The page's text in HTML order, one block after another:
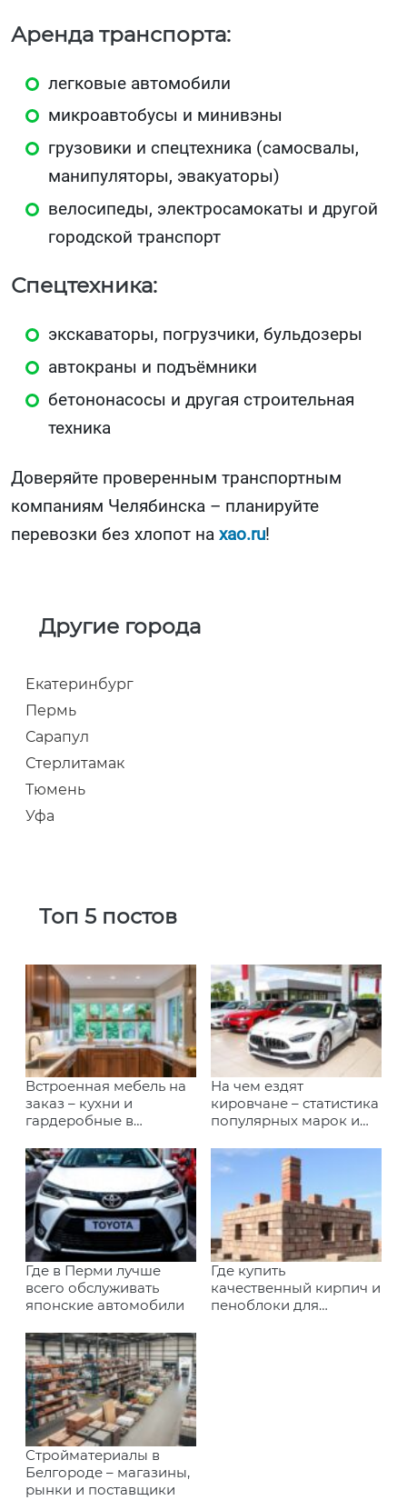
Аренда транспорта:
легковые автомобили
микроавтобусы и минивэны
грузовики и спецтехника (самосвалы,
манипуляторы, эвакуаторы)
велосипеды, электросамокаты и другой
городской транспорт
Спецтехника:
экскаваторы, погрузчики, бульдозеры
автокраны и подъёмники
бетононасосы и другая строительная
техника
Доверяйте проверенным транспортным
компаниям Челябинска – планируйте
перевозки без хлопот на xao.ru!
Другие города
Екатеринбург
Пермь
Сарапул
Стерлитамак
Тюмень
Уфа
Топ 5 постов
Встроенная мебель на
заказ – кухни и
гардеробные в
На чем ездят
кировчане – статистика
популярных марок и
Где в Перми лучше
всего обслуживать
японские автомобили
Где купить
качественный кирпич и
пеноблоки для
Стройматериалы в
Белгороде – магазины,
рынки и поставщики